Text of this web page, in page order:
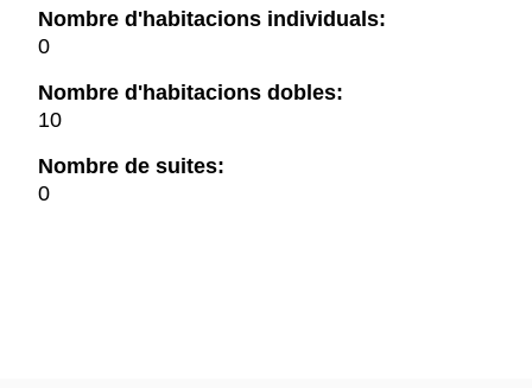
Nombre d'habitacions individuals:
0
Nombre d'habitacions dobles:
10
Nombre de suites:
0